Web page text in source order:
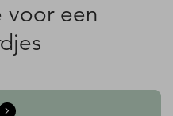
voor een